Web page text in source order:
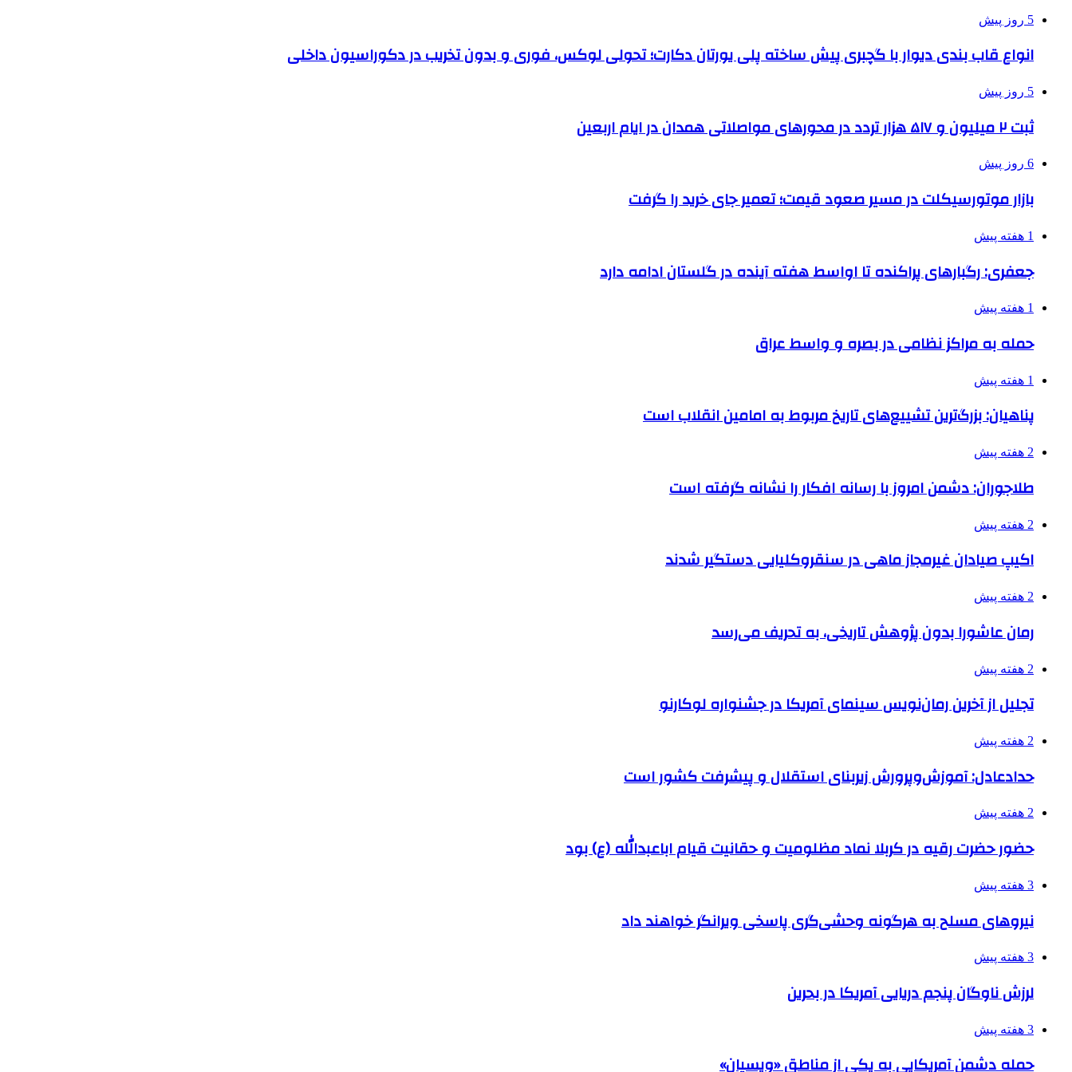
5 روز پیش
انواع قاب بندی دیوار با گچبری پیش ساخته پلی یورتان دکارت؛ تحولی لوکس، فوری و بدون تخریب در دکوراسیون داخلی
5 روز پیش
ثبت ۲ میلیون و ۵۱۷ هزار تردد در محورهای مواصلاتی همدان در ایام اربعین
6 روز پیش
بازار موتورسیکلت در مسیر صعود قیمت؛ تعمیر جای خرید را گرفت
1 هفته پیش
جعفری: رگبارهای پراکنده تا اواسط هفته آینده در گلستان ادامه دارد
1 هفته پیش
حمله به مراکز نظامی در بصره و واسط عراق
1 هفته پیش
پناهیان: بزرگ‌ترین تشییع‌های تاریخ مربوط به امامین انقلاب است
2 هفته پیش
طلاجوران: دشمن امروز با رسانه افکار را نشانه گرفته است
2 هفته پیش
اکیپ صیادان غیرمجاز ماهی در سنقروکلیایی دستگیر شدند
2 هفته پیش
رمان عاشورا بدون پژوهش تاریخی، به تحریف می‌رسد
2 هفته پیش
تجلیل از آخرین رمان‌نویس سینمای آمریکا در جشنواره لوکارنو
2 هفته پیش
حدادعادل: آموزش‌وپرورش زیربنای استقلال و پیشرفت کشور است
2 هفته پیش
حضور حضرت رقیه در کربلا نماد مظلومیت و حقانیت قیام اباعبدالله (ع) بود
3 هفته پیش
نیروهای مسلح به هرگونه وحشی‌گری پاسخی ویرانگر خواهند داد
3 هفته پیش
لرزش ناوگان پنجم دریایی آمریکا در بحرین
3 هفته پیش
حمله دشمن آمریکایی به یکی از مناطق «ویسیان»